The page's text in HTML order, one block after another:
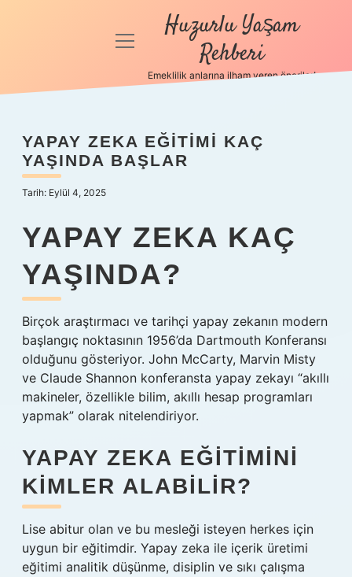
Anasayfa
Politikası
Yasal Uyarı
menüyü
Huzurlu Yaşam
Rehberi
Emeklilik anlarına ilham veren öneriler!
YAPAY ZEKA EĞITIMI KAÇ
YAŞINDA BAŞLAR
Tarih: Eylül 4, 2025
YAPAY ZEKA KAÇ
YAŞINDA?
Birçok araştırmacı ve tarihçi yapay zekanın modern
başlangıç ​​noktasının 1956’da Dartmouth Konferansı
olduğunu gösteriyor. John McCarty, Marvin Misty
ve Claude Shannon konferansta yapay zekayı “akıllı
makineler, özellikle bilim, akıllı hesap programları
yapmak” olarak nitelendiriyor.
YAPAY ZEKA EĞITIMINI
KIMLER ALABILIR?
Lise abitur olan ve bu mesleği isteyen herkes için
uygun bir eğitimdir. Yapay zeka ile içerik üretimi
eğitimi analitik düşünme, disiplin ve sıkı çalışma